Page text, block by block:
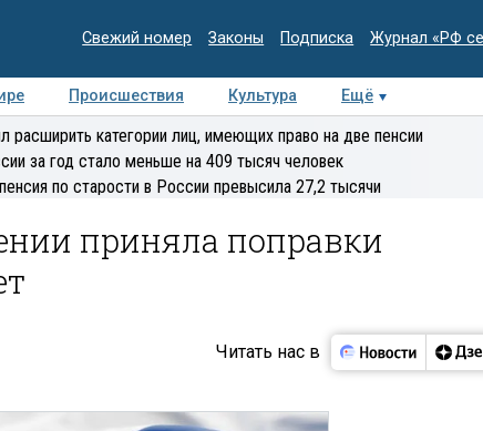
Свежий номер Законы Подписка Журнал «РФ
Происшествия Культура
Ещё
Медиацентр Интервью Колумнисты
расширить категории лиц, имеющих право на две пенсии
за год стало меньше на 409 тысяч человек
по старости в России превысила 27,2 тысячи
приняла поправки
Читать нас в